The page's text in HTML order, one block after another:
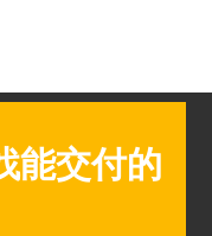
付的